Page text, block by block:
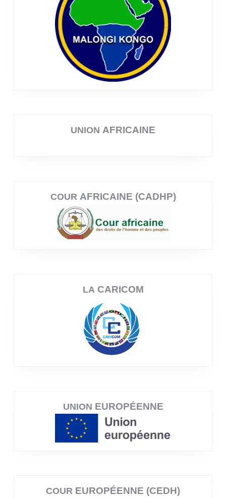
UNION AFRICAINE
COUR AFRICAINE (CADHP)
LA CARICOM
UNION EUROPÉENNE
COUR EUROPÉENNE (CEDH)